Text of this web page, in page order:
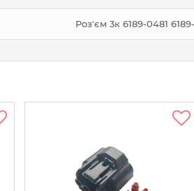
Роз'єм 3к 6189-0481